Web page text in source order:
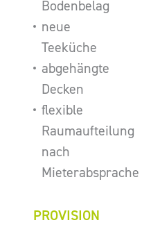
Bodenbelag
neue
Teeküche
abgehängte
Decken
flexible
Raumaufteilung
nach
Mieterabsprache
PROVISION